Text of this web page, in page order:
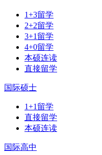
1+3留学
2+2留学
3+1留学
4+0留学
本硕连读
直接留学
国际硕士
1+1留学
直接留学
本硕连读
国际高中